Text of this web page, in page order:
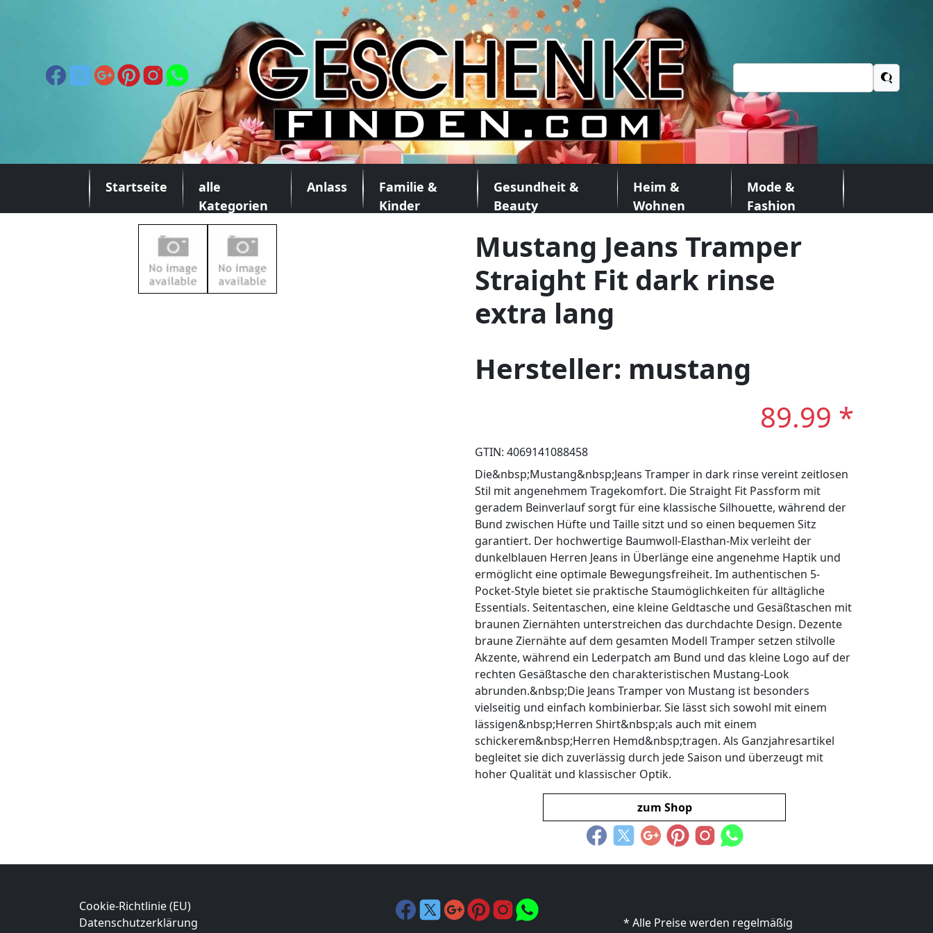
nach:
Startseite
alle
Kategorien
Anlass
Familie &
Kinder
Gesundheit &
Beauty
Heim &
Wohnen
Mode &
Fashion
Mustang Jeans Tramper
Straight Fit dark rinse
extra lang
Hersteller: mustang
89.99 *
GTIN: 4069141088458
Die&nbsp;Mustang&nbsp;Jeans Tramper in dark rinse vereint zeitlosen
Stil mit angenehmem Tragekomfort. Die Straight Fit Passform mit
geradem Beinverlauf sorgt für eine klassische Silhouette, während der
Bund zwischen Hüfte und Taille sitzt und so einen bequemen Sitz
garantiert. Der hochwertige Baumwoll-Elasthan-Mix verleiht der
dunkelblauen Herren Jeans in Überlänge eine angenehme Haptik und
ermöglicht eine optimale Bewegungsfreiheit. Im authentischen 5-
Pocket-Style bietet sie praktische Staumöglichkeiten für alltägliche
Essentials. Seitentaschen, eine kleine Geldtasche und Gesäßtaschen mit
braunen Ziernähten unterstreichen das durchdachte Design. Dezente
braune Ziernähte auf dem gesamten Modell Tramper setzen stilvolle
Akzente, während ein Lederpatch am Bund und das kleine Logo auf der
rechten Gesäßtasche den charakteristischen Mustang-Look
abrunden.&nbsp;Die Jeans Tramper von Mustang ist besonders
vielseitig und einfach kombinierbar. Sie lässt sich sowohl mit einem
lässigen&nbsp;Herren Shirt&nbsp;als auch mit einem
schickerem&nbsp;Herren Hemd&nbsp;tragen. Als Ganzjahresartikel
begleitet sie dich zuverlässig durch jede Saison und überzeugt mit
hoher Qualität und klassischer Optik.
zum Shop
Cookie-Richtlinie (EU)
Datenschutzerklärung
* Alle Preise werden regelmäßig